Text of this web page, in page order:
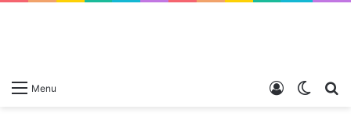
Menu
Switch
Log